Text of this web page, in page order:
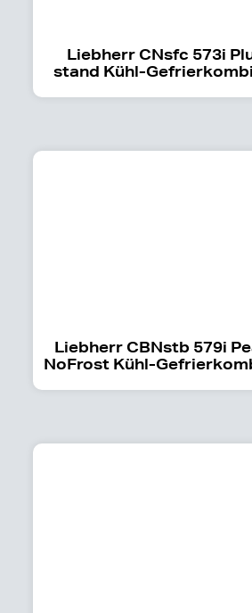
Liebherr CNsfc 573i
stand Kühl-
Liebherr CBNstb 579i
NoFrost Kühl-